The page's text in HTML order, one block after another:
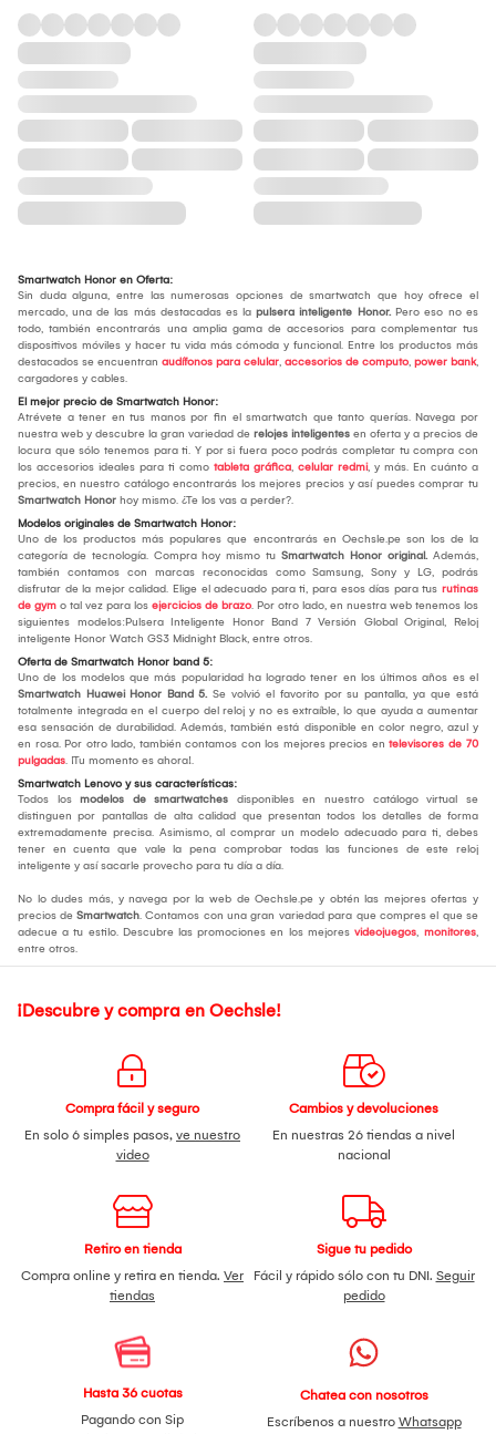
Smartwatch Honor en Oferta:
Sin duda alguna, entre las numerosas opciones de smartwatch que hoy ofrece el
mercado, una de las más destacadas es la pulsera inteligente Honor. Pero eso no es
todo, también encontrarás una amplia gama de accesorios para complementar tus
dispositivos móviles y hacer tu vida más cómoda y funcional. Entre los productos más
destacados se encuentran audífonos para celular, accesorios de computo, power bank,
cargadores y cables.
El mejor precio de Smartwatch Honor:
Atrévete a tener en tus manos por fin el smartwatch que tanto querías. Navega por
nuestra web y descubre la gran variedad de relojes inteligentes en oferta y a precios de
locura que sólo tenemos para ti. Y por si fuera poco podrás completar tu compra con
los accesorios ideales para ti como tableta gráfica, celular redmi, y más. En cuánto a
precios, en nuestro catálogo encontrarás los mejores precios y así puedes comprar tu
Smartwatch Honor hoy mismo. ¿Te los vas a perder?.
Modelos originales de Smartwatch Honor:
Uno de los productos más populares que encontrarás en Oechsle.pe son los de la
categoría de tecnología. Compra hoy mismo tu Smartwatch Honor original. Además,
también contamos con marcas reconocidas como Samsung, Sony y LG, podrás
disfrutar de la mejor calidad. Elige el adecuado para ti, para esos días para tus rutinas
de gym o tal vez para los ejercicios de brazo. Por otro lado, en nuestra web tenemos los
siguientes modelos:Pulsera Inteligente Honor Band 7 Versión Global Original, Reloj
inteligente Honor Watch GS3 Midnight Black, entre otros.
Oferta de Smartwatch Honor band 5:
Uno de los modelos que más popularidad ha logrado tener en los últimos años es el
Smartwatch Huawei Honor Band 5. Se volvió el favorito por su pantalla, ya que está
totalmente integrada en el cuerpo del reloj y no es extraíble, lo que ayuda a aumentar
esa sensación de durabilidad. Además, también está disponible en color negro, azul y
en rosa. Por otro lado, también contamos con los mejores precios en televisores de 70
pulgadas. ¡Tu momento es ahora!.
Smartwatch Lenovo y sus características:
Todos los modelos de smartwatches disponibles en nuestro catálogo virtual se
distinguen por pantallas de alta calidad que presentan todos los detalles de forma
extremadamente precisa. Asimismo, al comprar un modelo adecuado para ti, debes
tener en cuenta que vale la pena comprobar todas las funciones de este reloj
inteligente y así sacarle provecho para tu día a día.
No lo dudes más, y navega por la web de Oechsle.pe y obtén las mejores ofertas y
precios de Smartwatch. Contamos con una gran variedad para que compres el que se
adecue a tu estilo. Descubre las promociones en los mejores videojuegos, monitores,
entre otros.
¡Descubre y compra en Oechsle!
Compra fácil y seguro
En solo 6 simples pasos, ve nuestro
video
Cambios y devoluciones
En nuestras 26 tiendas a nivel
nacional
Retiro en tienda
Compra online y retira en tienda. Ver
tiendas
Sigue tu pedido
Fácil y rápido sólo con tu DNI. Seguir
pedido
Hasta 36 cuotas
Pagando con Sip
Chatea con nosotros
Escríbenos a nuestro Whatsapp